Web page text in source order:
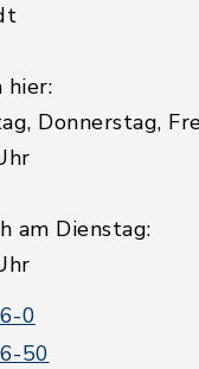
hier:
Donnerstag,
am Dienstag:
0
50